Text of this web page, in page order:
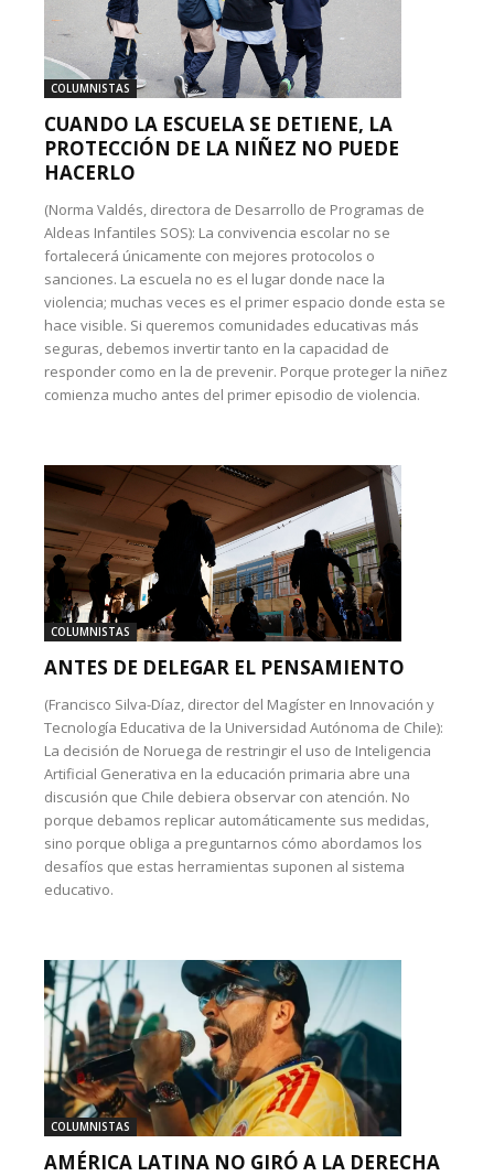
COLUMNISTAS
CUANDO LA ESCUELA SE DETIENE, LA
PROTECCIÓN DE LA NIÑEZ NO PUEDE
HACERLO
(Norma Valdés, directora de Desarrollo de Programas de
Aldeas Infantiles SOS): La convivencia escolar no se
fortalecerá únicamente con mejores protocolos o
sanciones. La escuela no es el lugar donde nace la
violencia; muchas veces es el primer espacio donde esta se
hace visible. Si queremos comunidades educativas más
seguras, debemos invertir tanto en la capacidad de
responder como en la de prevenir. Porque proteger la niñez
comienza mucho antes del primer episodio de violencia.
COLUMNISTAS
ANTES DE DELEGAR EL PENSAMIENTO
(Francisco Silva-Díaz, director del Magíster en Innovación y
Tecnología Educativa de la Universidad Autónoma de Chile):
La decisión de Noruega de restringir el uso de Inteligencia
Artificial Generativa en la educación primaria abre una
discusión que Chile debiera observar con atención. No
porque debamos replicar automáticamente sus medidas,
sino porque obliga a preguntarnos cómo abordamos los
desafíos que estas herramientas suponen al sistema
educativo.
COLUMNISTAS
AMÉRICA LATINA NO GIRÓ A LA DERECHA